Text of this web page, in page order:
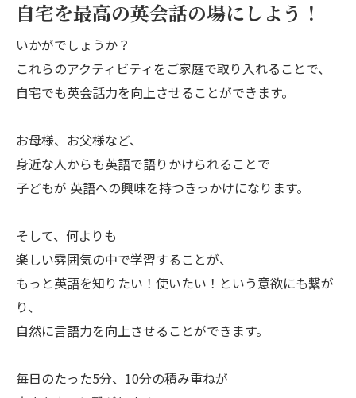
自宅を最高の英会話の場にしよう！
いかがでしょうか？
これらのアクティビティをご家庭で取り入れることで、
自宅でも英会話力を向上させることができます。
お母様、お父様など、
身近な人からも英語で語りかけられることで
子どもが 英語への興味を持つきっかけになります。
そして、何よりも
楽しい雰囲気の中で学習することが、
もっと英語を知りたい！使いたい！という意欲にも繋が
り、
自然に言語力を向上させることができます。
毎日のたった5分、10分の積み重ねが